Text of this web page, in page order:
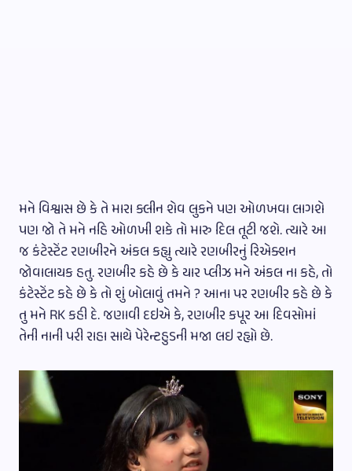
મને વિશ્વાસ છે કે તે મારા ક્લીન શેવ લુકને પણ ઓળખવા લાગશે
પણ જો તે મને નહિ ઓળખી શકે તો મારુ દિલ તૂટી જશે. ત્યારે આ
જ કંટેસ્ટેંટ રણબીરને અંકલ કહ્યુ ત્યારે રણબીરનું રિએક્શન
જોવાલાયક હતુ. રણબીર કહે છે કે યાર પ્લીઝ મને અંકલ ના કહે, તો
કંટેસ્ટેંટ કહે છે કે તો શું બોલાવું તમને ? આના પર રણબીર કહે છે કે
તુ મને RK કહી દે. જણાવી દઇએ કે, રણબીર કપૂર આ દિવસોમાં
તેની નાની પરી રાહા સાથે પેરેન્ટહુડની મજા લઇ રહ્યો છે.